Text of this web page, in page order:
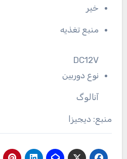
خیر
منبع تغذیه
DC12V
نوع دوربین
آنالوگ
منبع: دیجیزا